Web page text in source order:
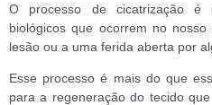
O processo de cicatrização é
biológicos que ocorrem no
lesão ou a uma ferida aberta por
Esse processo é mais do que
para a regeneração do tecido